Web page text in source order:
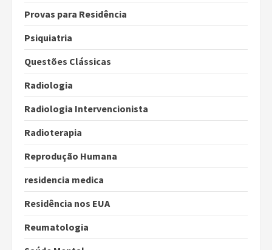
Provas para Residência
Psiquiatria
Questões Clássicas
Radiologia
Radiologia Intervencionista
Radioterapia
Reprodução Humana
residencia medica
Residência nos EUA
Reumatologia